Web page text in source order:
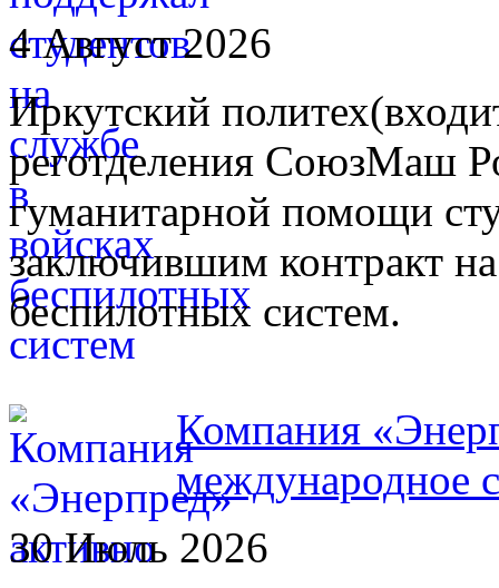
4 Август 2026
Иркутский
реготделения СоюзМаш
гуманитарной помощи
заключившим контракт
беспилотных систем.
Компания
международное
30 Июль 2026